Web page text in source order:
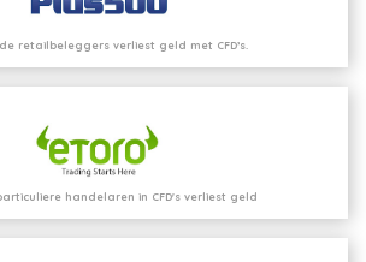
retailbeleggers verliest geld met CFD’s.
handelaren in CFD's verliest geld